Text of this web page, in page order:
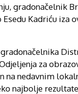
gradonačelnik
Kadriću iza
gradonačelnika
za
na nedavnim
najbolje